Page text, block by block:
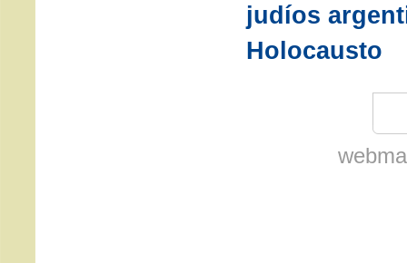
judíos
Holocausto